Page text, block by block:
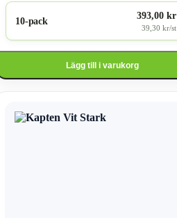
10-pack
393,00 kr
39,30 kr/st
Lägg till i varukorg